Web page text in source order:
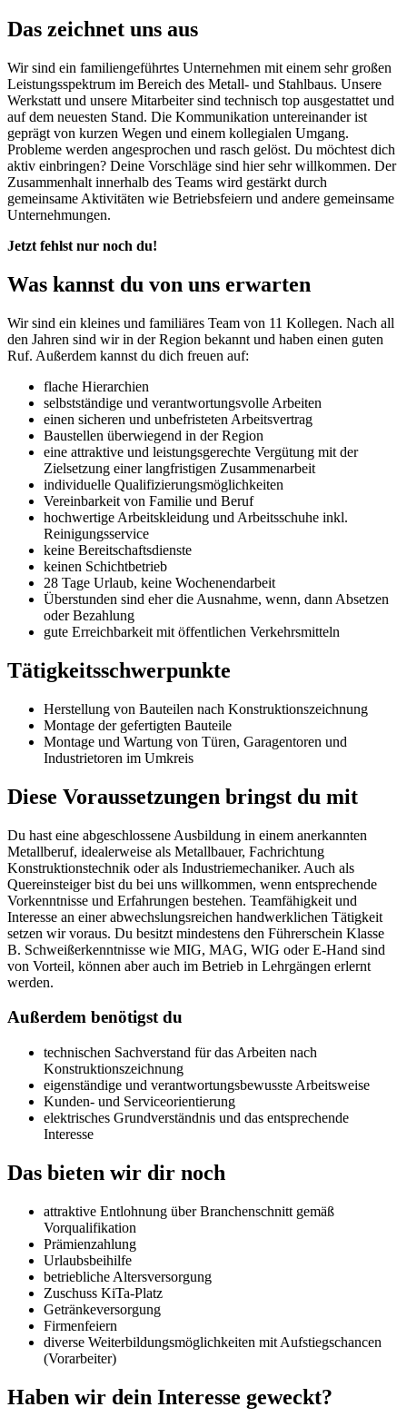
Das zeichnet uns aus
Wir sind ein familiengeführtes Unternehmen mit einem sehr großen
Leistungsspektrum im Bereich des Metall- und Stahlbaus. Unsere
Werkstatt und unsere Mitarbeiter sind technisch top ausgestattet und
auf dem neuesten Stand. Die Kommunikation untereinander ist
geprägt von kurzen Wegen und einem kollegialen Umgang.
Probleme werden angesprochen und rasch gelöst. Du möchtest dich
aktiv einbringen? Deine Vorschläge sind hier sehr willkommen. Der
Zusammenhalt innerhalb des Teams wird gestärkt durch
gemeinsame Aktivitäten wie Betriebsfeiern und andere gemeinsame
Unternehmungen.
Jetzt fehlst nur noch du!
Was kannst du von uns erwarten
Wir sind ein kleines und familiäres Team von 11 Kollegen. Nach all
den Jahren sind wir in der Region bekannt und haben einen guten
Ruf. Außerdem kannst du dich freuen auf:
flache Hierarchien
selbstständige und verantwortungsvolle Arbeiten
einen sicheren und unbefristeten Arbeitsvertrag
Baustellen überwiegend in der Region
eine attraktive und leistungsgerechte Vergütung mit der
Zielsetzung einer langfristigen Zusammenarbeit
individuelle Qualifizierungsmöglichkeiten
Vereinbarkeit von Familie und Beruf
hochwertige Arbeitskleidung und Arbeitsschuhe inkl.
Reinigungsservice
keine Bereitschaftsdienste
keinen Schichtbetrieb
28 Tage Urlaub, keine Wochenendarbeit
Überstunden sind eher die Ausnahme, wenn, dann Absetzen
oder Bezahlung
gute Erreichbarkeit mit öffentlichen Verkehrsmitteln
Tätigkeitsschwerpunkte
Herstellung von Bauteilen nach Konstruktionszeichnung
Montage der gefertigten Bauteile
Montage und Wartung von Türen, Garagentoren und
Industrietoren im Umkreis
Diese Voraussetzungen bringst du mit
Du hast eine abgeschlossene Ausbildung in einem anerkannten
Metallberuf, idealerweise als Metallbauer, Fachrichtung
Konstruktionstechnik oder als Industriemechaniker. Auch als
Quereinsteiger bist du bei uns willkommen, wenn entsprechende
Vorkenntnisse und Erfahrungen bestehen. Teamfähigkeit und
Interesse an einer abwechslungsreichen handwerklichen Tätigkeit
setzen wir voraus. Du besitzt mindestens den Führerschein Klasse
B. Schweißerkenntnisse wie MIG, MAG, WIG oder E-Hand sind
von Vorteil, können aber auch im Betrieb in Lehrgängen erlernt
werden.
Außerdem benötigst du
technischen Sachverstand für das Arbeiten nach
Konstruktionszeichnung
eigenständige und verantwortungsbewusste Arbeitsweise
Kunden- und Serviceorientierung
elektrisches Grundverständnis und das entsprechende
Interesse
Das bieten wir dir noch
attraktive Entlohnung über Branchenschnitt gemäß
Vorqualifikation
Prämienzahlung
Urlaubsbeihilfe
betriebliche Altersversorgung
Zuschuss KiTa-Platz
Getränkeversorgung
Firmenfeiern
diverse Weiterbildungsmöglichkeiten mit Aufstiegschancen
(Vorarbeiter)
Haben wir dein Interesse geweckt?